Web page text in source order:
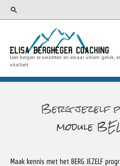
Leer bergen te verzetten en ervaar ultiem geluk,
vitaliteit
Berg jezelf
module
Maak kennis met het BERG JEZELF